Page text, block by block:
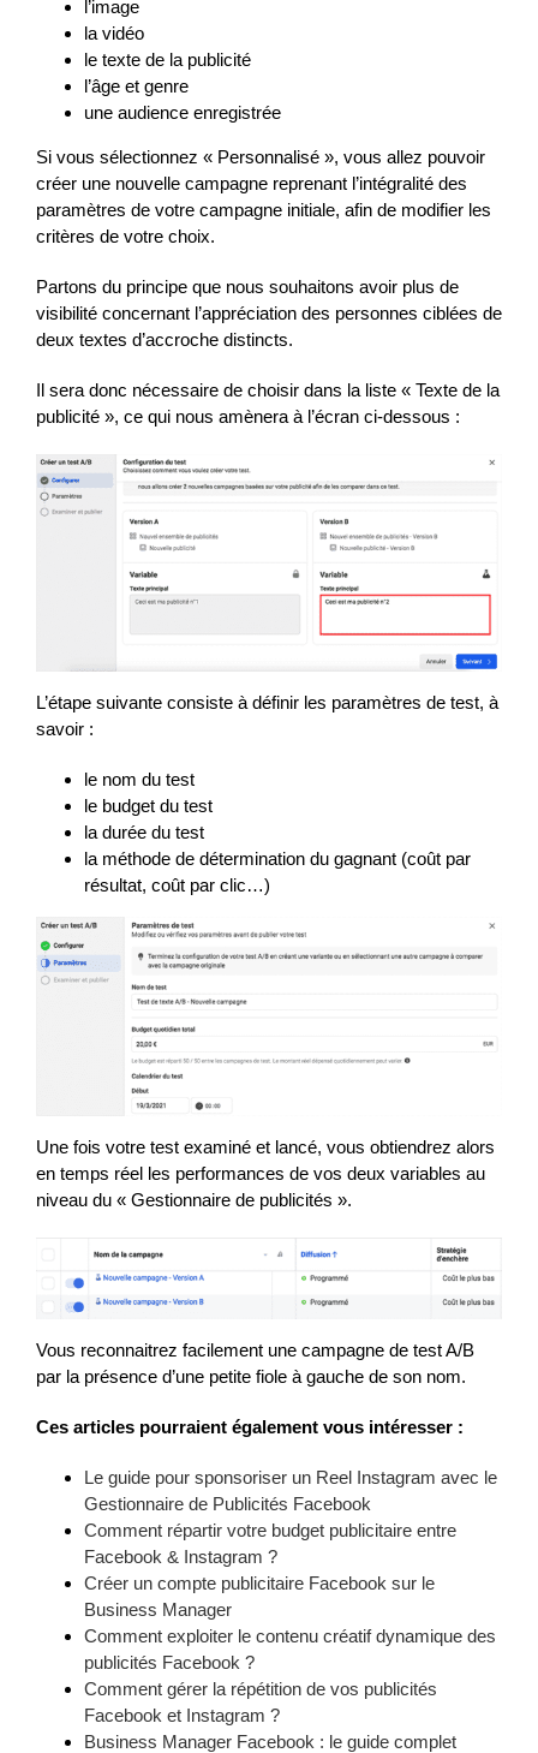
l’image
la vidéo
le texte de la publicité
l’âge et genre
une audience enregistrée
Si vous sélectionnez « Personnalisé », vous allez pouvoir
créer une nouvelle campagne reprenant l’intégralité des
paramètres de votre campagne initiale, afin de modifier les
critères de votre choix.
Partons du principe que nous souhaitons avoir plus de
visibilité concernant l’appréciation des personnes ciblées de
deux textes d’accroche distincts.
Il sera donc nécessaire de choisir dans la liste « Texte de la
publicité », ce qui nous amènera à l’écran ci-dessous :
L’étape suivante consiste à définir les paramètres de test, à
savoir :
le nom du test
le budget du test
la durée du test
la méthode de détermination du gagnant (coût par
résultat, coût par clic…)
Une fois votre test examiné et lancé, vous obtiendrez alors
en temps réel les performances de vos deux variables au
niveau du « Gestionnaire de publicités ».
Vous reconnaitrez facilement une campagne de test A/B
par la présence d’une petite fiole à gauche de son nom.
Ces articles pourraient également vous intéresser :
Le guide pour sponsoriser un Reel Instagram avec le
Gestionnaire de Publicités Facebook
Comment répartir votre budget publicitaire entre
Facebook & Instagram ?
Créer un compte publicitaire Facebook sur le
Business Manager
Comment exploiter le contenu créatif dynamique des
publicités Facebook ?
Comment gérer la répétition de vos publicités
Facebook et Instagram ?
Business Manager Facebook : le guide complet